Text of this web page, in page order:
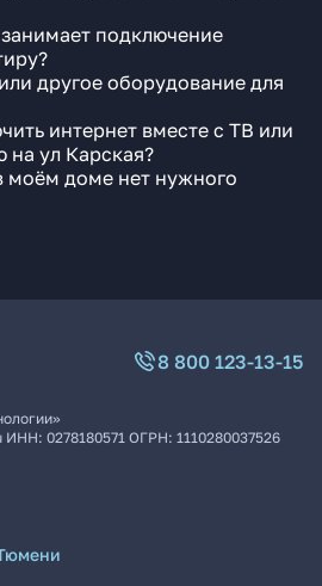
подключение
другое оборудование для
интернет вместе с ТВ или
на ул Карская?
моём доме нет нужного
8 800 123-13-15
ИНН: 0278180571 ОГРН: 1110280037526